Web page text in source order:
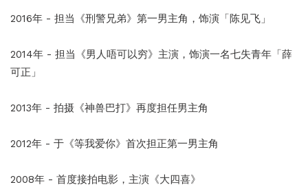
2016年 - 担当《刑警兄弟》第一男主角，饰演「陈见飞」
2014年 - 担当《男人唔可以穷》主演，饰演一名七失青年「薛
可正」
2013年 - 拍摄《神兽巴打》再度担任男主角
2012年 - 于《等我爱你》首次担正第一男主角
2008年 - 首度接拍电影，主演《大四喜》